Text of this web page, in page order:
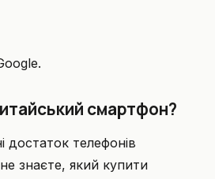
смартфон?
достаток телефонів
знаєте, який купити